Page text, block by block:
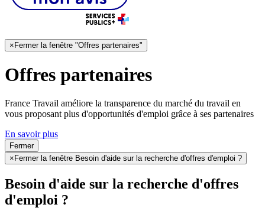
×Fermer la fenêtre "Offres partenaires"
Offres partenaires
France Travail améliore la transparence du marché du travail en
vous proposant plus d'opportunités d'emploi grâce à ses partenaires
En savoir plus
Fermer
× Fermer la fenêtre Besoin d'aide sur la recherche d'offres d'emploi ?
Besoin d'aide sur la recherche d'offres
d'emploi ?